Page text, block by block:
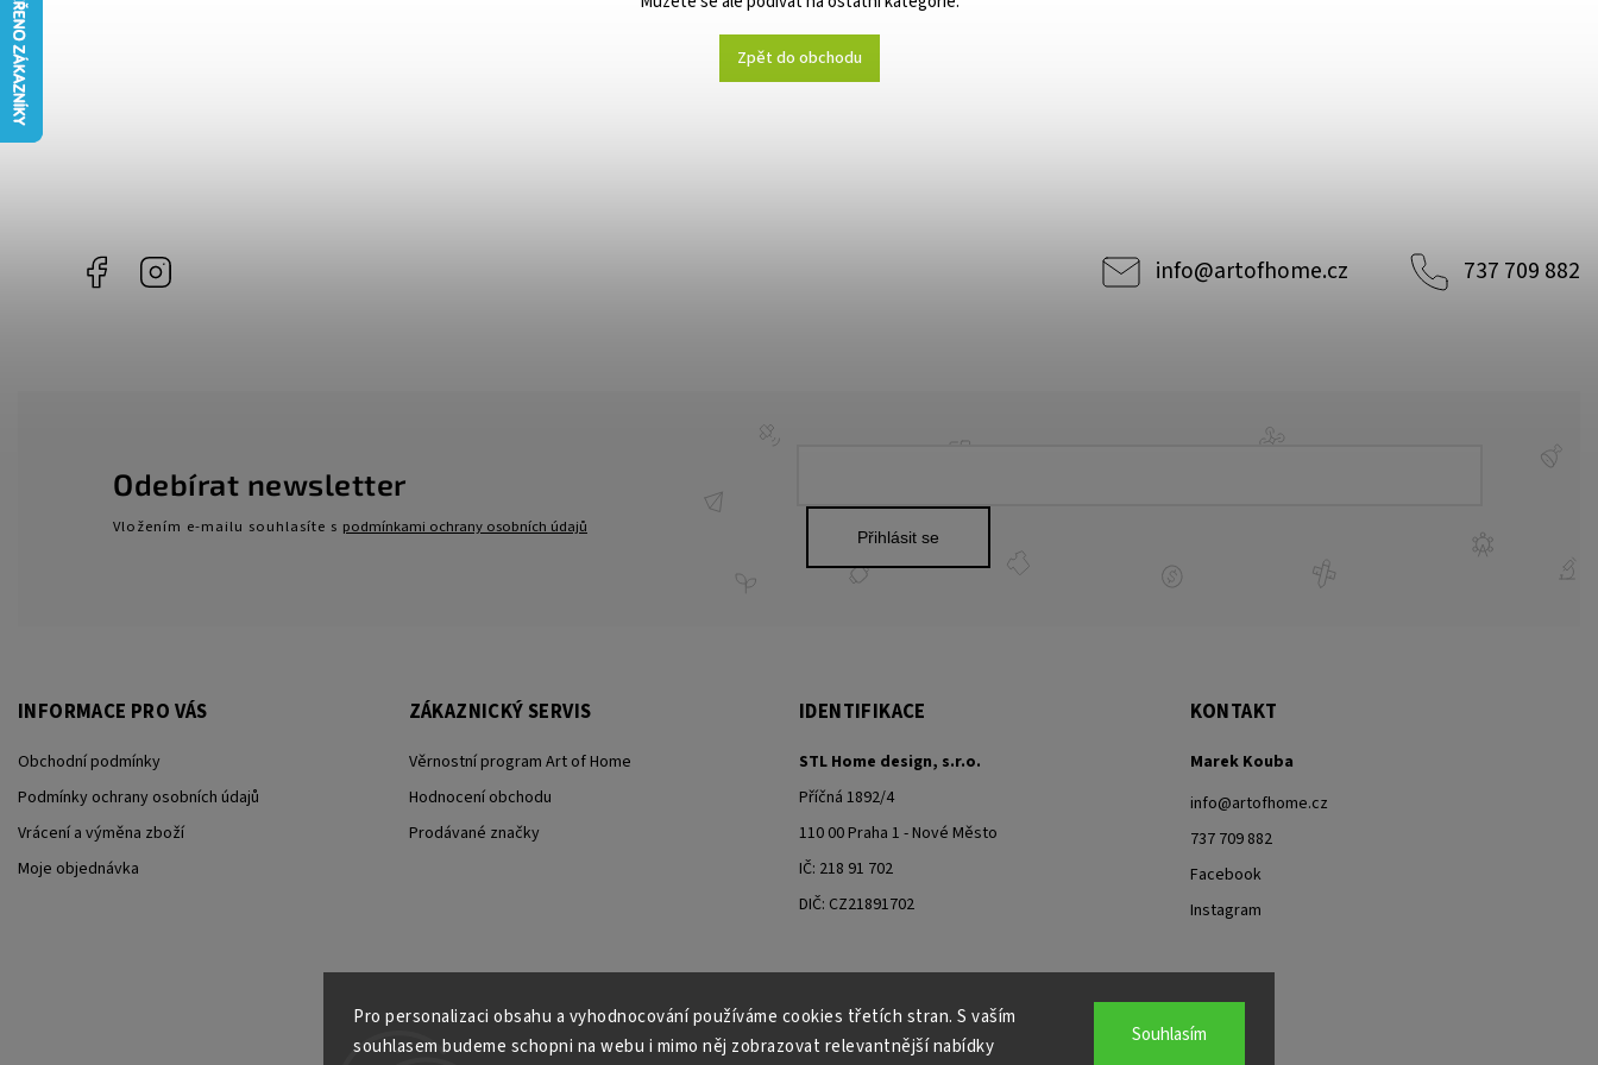
Pro personalizaci obsahu a vyhodnocování používáme cookies třetích stran. S vaším
souhlasem budeme schopni na webu i mimo něj zobrazovat relevantnější nabídky
Souhlasím
Zpět do obchodu
Facebook info@artofhome.cz 737 709 882
Odebírat newsletter
Vložením e-mailu souhlasíte s podmínkami ochrany osobních údajů
Přihlásit se
INFORMACE PRO VÁS
Obchodní podmínky
Podmínky ochrany osobních údajů
Vrácení a výměna zboží
Moje objednávka
ZÁKAZNICKÝ SERVIS
Věrnostní program Art of Home
Hodnocení obchodu
Prodávané značky
IDENTIFIKACE
STL Home design, s.r.o.
Příčná 1892/4
110 00 Praha 1 - Nové Město
IČ: 218 91 702
DIČ: CZ21891702
KONTAKT
Marek Kouba
info@artofhome.cz
737 709 882
Facebook
Instagram
Moje objednávka - odstoupení od smlouvy